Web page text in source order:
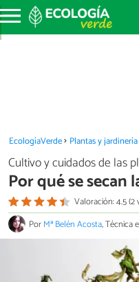
EcologíaVerde Plantas y jardinería
Cultivo y cuidados de las
Por qué se secan
Valoración: 4.5 (2
PorMª Belén Acosta, Técnica